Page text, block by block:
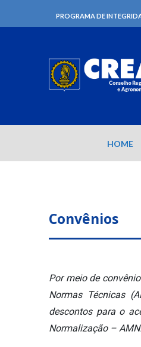
PROGRAMA DE
HOME
Convênios
Por meio de
Normas Técnicas
descontos para o
Normalização – AMN.